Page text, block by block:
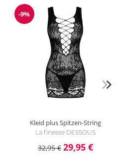
Reduzierung
-9%
Kleid plus Spitzen-String
La finesse DESSOUS
32,95 € 29,95 €